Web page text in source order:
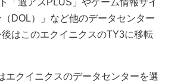
（DOL）」など他のデータセンター
はこのエクイニクスのTY3に移転
クイニクスのデータセンターを選